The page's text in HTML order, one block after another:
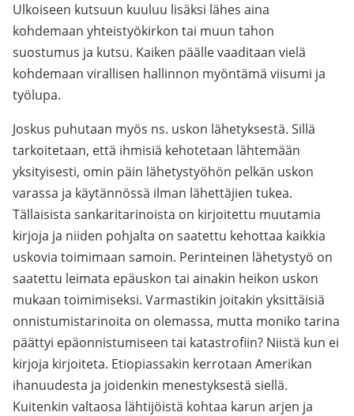
Ulkoiseen kutsuun kuuluu lisäksi lähes aina
kohdemaan yhteistyökirkon tai muun tahon
suostumus ja kutsu. Kaiken päälle vaaditaan vielä
kohdemaan virallisen hallinnon myöntämä viisumi ja
työlupa.
Joskus puhutaan myös ns. uskon lähetyksestä. Sillä
tarkoitetaan, että ihmisiä kehotetaan lähtemään
yksityisesti, omin päin lähetystyöhön pelkän uskon
varassa ja käytännössä ilman lähettäjien tukea.
Tällaisista sankaritarinoista on kirjoitettu muutamia
kirjoja ja niiden pohjalta on saatettu kehottaa kaikkia
uskovia toimimaan samoin. Perinteinen lähetystyö on
saatettu leimata epäuskon tai ainakin heikon uskon
mukaan toimimiseksi. Varmastikin joitakin yksittäisiä
onnistumistarinoita on olemassa, mutta moniko tarina
päättyi epäonnistumiseen tai katastrofiin? Niistä kun ei
kirjoja kirjoiteta. Etiopiassakin kerrotaan Amerikan
ihanuudesta ja joidenkin menestyksestä siellä.
Kuitenkin valtaosa lähtijöistä kohtaa karun arjen ja